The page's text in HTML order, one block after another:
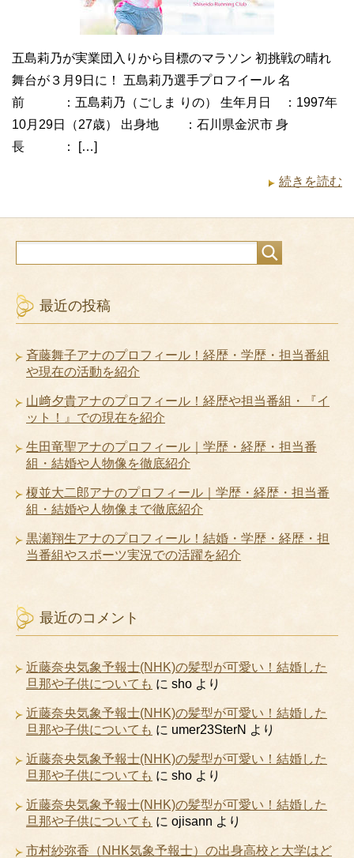
五島莉乃が実業団入りから目標のマラソン 初挑戦の晴れ
舞台が３月9日に！ 五島莉乃選手プロフイール 名
前 ：五島莉乃（ごしま りの） 生年月日 ：1997年
10月29日（27歳） 出身地 ：石川県金沢市 身
長 ： […]
続きを読む
最近の投稿
斉藤舞子アナのプロフィール！経歴・学歴・担当番組
や現在の活動を紹介
山﨑夕貴アナのプロフィール！経歴や担当番組・『イ
ット！』での現在を紹介
生田竜聖アナのプロフィール｜学歴・経歴・担当番
組・結婚や人物像を徹底紹介
榎並大二郎アナのプロフィール｜学歴・経歴・担当番
組・結婚や人物像まで徹底紹介
黒瀬翔生アナのプロフィール！結婚・学歴・経歴・担
当番組やスポーツ実況での活躍を紹介
最近のコメント
近藤奈央気象予報士(NHK)の髪型が可愛い！結婚した
旦那や子供についても に sho より
近藤奈央気象予報士(NHK)の髪型が可愛い！結婚した
旦那や子供についても に umer23SterN より
近藤奈央気象予報士(NHK)の髪型が可愛い！結婚した
旦那や子供についても に sho より
近藤奈央気象予報士(NHK)の髪型が可愛い！結婚した
旦那や子供についても に ojisann より
市村紗弥香（NHK気象予報士）の出身高校と大学はど